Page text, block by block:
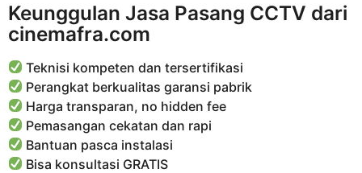
Keunggulan Jasa Pasang CCTV dari
cinemafra.com
Teknisi kompeten dan tersertifikasi
Perangkat berkualitas garansi pabrik
Harga transparan, no hidden fee
Pemasangan cekatan dan rapi
Bantuan pasca instalasi
Bisa konsultasi GRATIS